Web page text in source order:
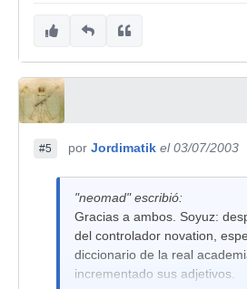
#5 por Jordimatik el 03/07/2003
"neomad" escribió:
Gracias a ambos. Soyuz:
del controlador novation,
diccionario de la real
incrementado sus adjetivos.